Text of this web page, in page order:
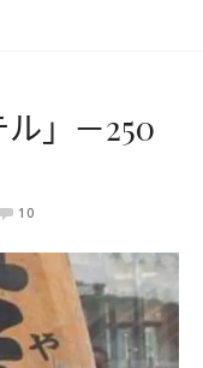
」－250
10